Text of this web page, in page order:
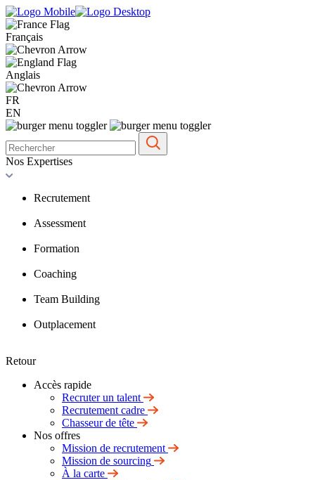
Français
Anglais
FR
EN
Nos Expertises
Recrutement
Assessment
Formation
Coaching
Team Building
Outplacement
Retour
Accès rapide
Recruter un talent
Recrutement cadre
Chasseur de tête
Nos offres
Mission de recrutement
Mission de sourcing
À la carte